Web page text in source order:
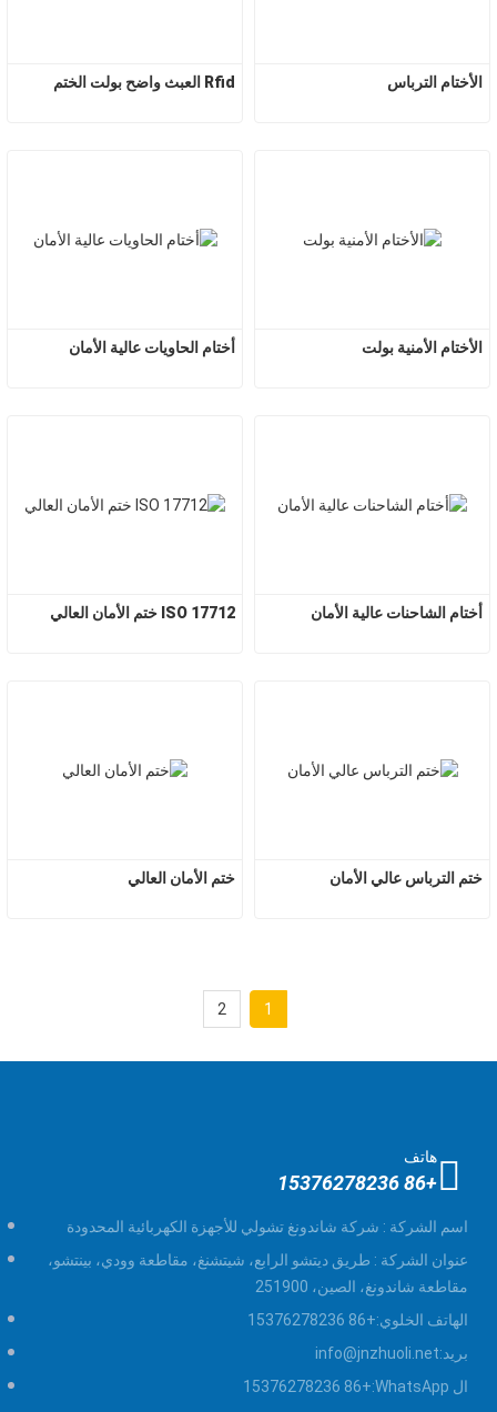
Rfid العبث واضح بولت الختم الأختام الترباس
أختام الحاويات عالية الأمان الأختام الأمنية بولت
ISO 17712 ختم الأمان العالي أختام الشاحنات عالية الأمان
ختم الأمان العالي ختم الترباس عالي الأمان
1
2
هاتف
+86 15376278236
اسم الشركة : شركة شاندونغ تشولي للأجهزة الكهربائية المحدودة
عنوان الشركة : طريق ديتشو الرابع، شيتشنغ، مقاطعة وودي، بينتشو،
مقاطعة شاندونغ، الصين، 251900
الهاتف الخلوي:+86 15376278236
بريد:info@jnzhuoli.net
ال WhatsApp:
+86 15376278236